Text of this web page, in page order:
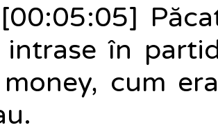
intrase în
cum